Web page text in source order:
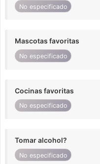
No especificado
Mascotas favoritas
No especificado
Cocinas favoritas
No especificado
Tomar alcohol?
No especificado